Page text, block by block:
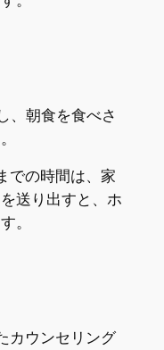
、朝食を食べさ
での時間は、家
送り出すと、ホ
。
カウンセリング